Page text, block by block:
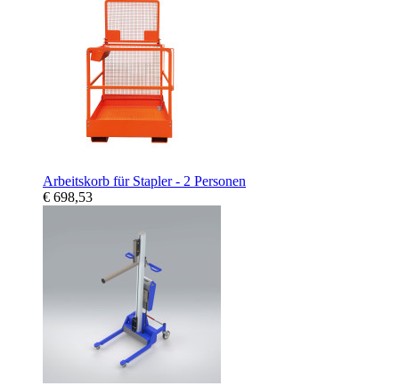
Arbeitskorb für Stapler - 2 Personen
€ 698,53